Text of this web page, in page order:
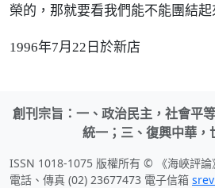
榮的，那就要看我們能不能團結起
1996年7月22日於新店
創刊宗旨：一、政治民主，社會平
統一；三、復興中華，
ISSN 1018-1075 版權所有 © 《海峽評論
電話、傳真 (02) 23677473 電子信箱